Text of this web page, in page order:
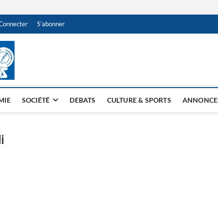
S’abonner
NDJAMENA HEBDO
SOCIÉTÉ DEBATS CULTURE & SPORTS